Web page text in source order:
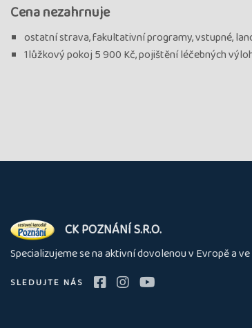
Cena nezahrnuje
ostatní strava, fakultativní programy, vstupné,
1lůžkový pokoj 5 900 Kč, pojištění léčebných
O
nás
CK POZNÁNÍ S.R.O.
Specializujeme se na aktivní dovolenou v Evropě a
SLEDUJTE NÁS